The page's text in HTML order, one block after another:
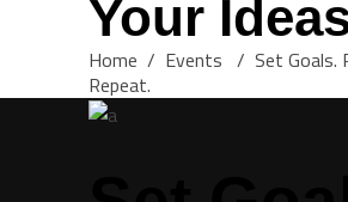
Your
Home / Events / Set Goals.
Repeat.